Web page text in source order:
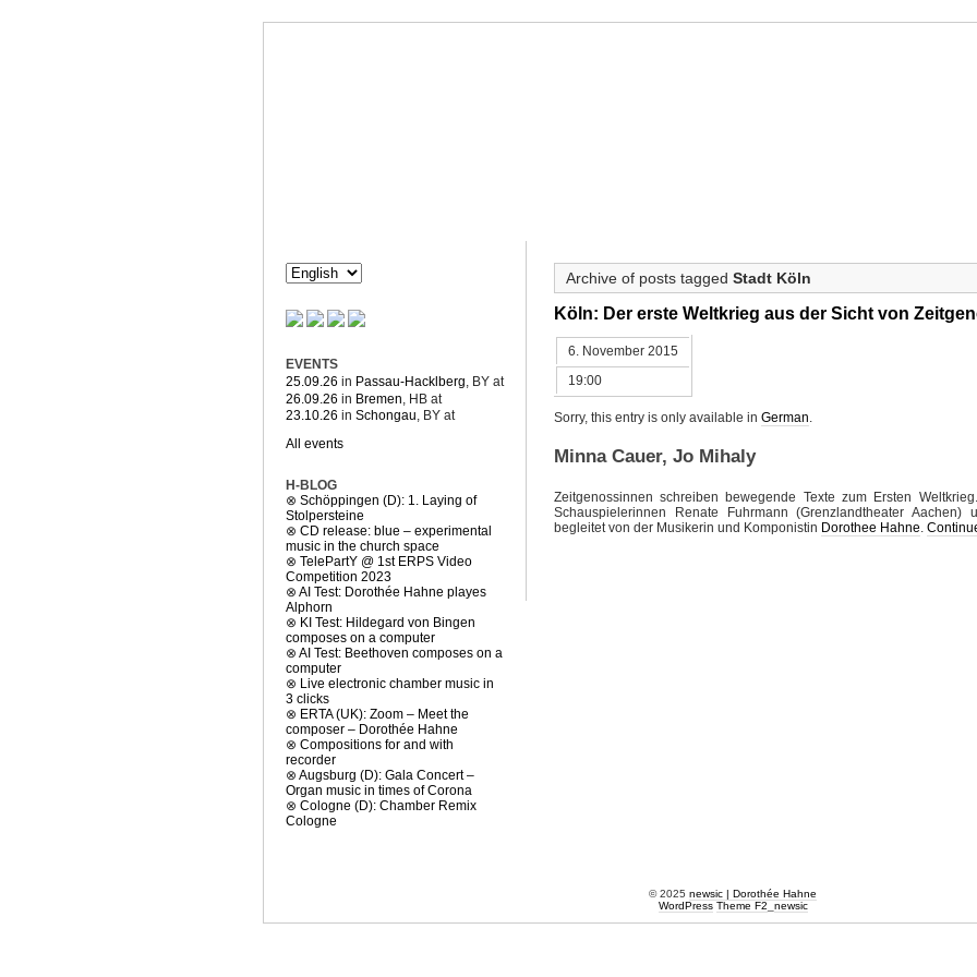
Archive of posts tagged Stadt Köln
Köln: Der erste Weltkrieg aus der Sicht von
6. November 2015
19:00
Sorry, this entry is only available in German.
Minna Cauer, Jo Mihaly
Zeitgenossinnen schreiben bewegende Texte zum Ersten
Schauspielerinnen Renate Fuhrmann (Grenzlandtheater Aachen)
begleitet von der Musikerin und Komponistin Dorothee Hahne
EVENTS
25.09.26 in Passau-Hacklberg , BY at
26.09.26 in Bremen , HB at
23.10.26 in Schongau, BY at
All events
H-BLOG
⊗ Schöppingen (D): 1. Laying of
Stolpersteine
⊗ CD release: blue – experimental
music in the church space
⊗ TelePartY @ 1st ERPS Video
Competition 2023
⊗ AI Test: Dorothée Hahne playes
Alphorn
⊗ KI Test: Hildegard von Bingen
composes on a computer
⊗ AI Test: Beethoven composes on a
computer
⊗ Live electronic chamber music in
3 clicks
⊗ ERTA (UK): Zoom – Meet the
composer – Dorothée Hahne
⊗ Compositions for and with
recorder
⊗ Augsburg (D): Gala Concert –
Organ music in times of Corona
⊗ Cologne (D): Chamber Remix
Cologne
© 2025 newsic | Dorothée Hahne
WordPress Theme F2 newsic